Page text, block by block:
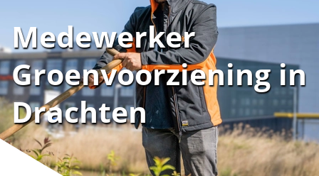
Medewerker
Groenvoorziening in
Drachten